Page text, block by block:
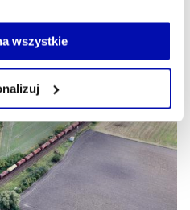
zapisywanie plików cookie,
uprawnieniami, np. we
lub po wybraniu opcji
.
wszystkie